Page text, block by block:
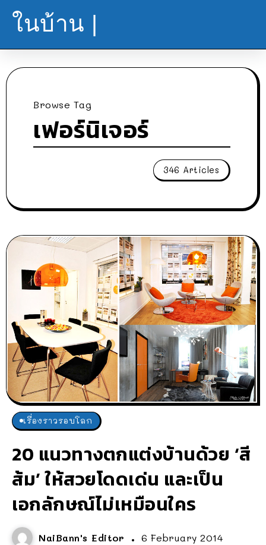
ในบ้าน |
Browse Tag
เฟอร์นิเจอร์
346 Articles
เรื่องราวรอบโลก
20 แนวทางตกแต่งบ้านด้วย ‘สี
ส้ม’ ให้สวยโดดเด่น และเป็น
เอกลักษณ์ไม่เหมือนใคร
NaiBann's Editor 6 February 2014